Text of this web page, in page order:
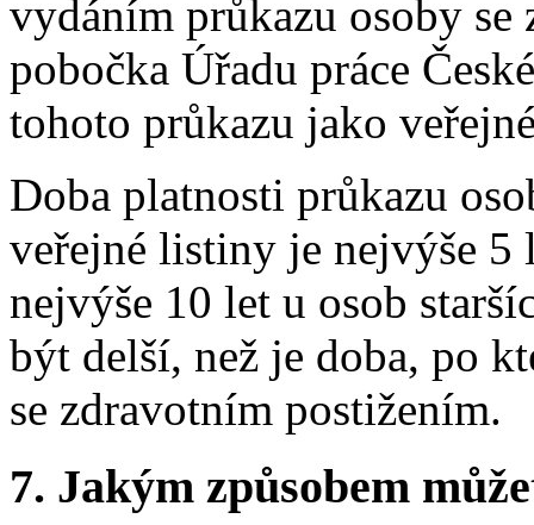
vydáním průkazu osoby
pobočka Úřadu práce
tohoto průkazu jako
Doba platnosti průkazu
veřejné listiny je nejvýše 5
nejvýše 10 let u osob
být delší, než je doba, po
se zdravotním postižením.
7. Jakým způsobem